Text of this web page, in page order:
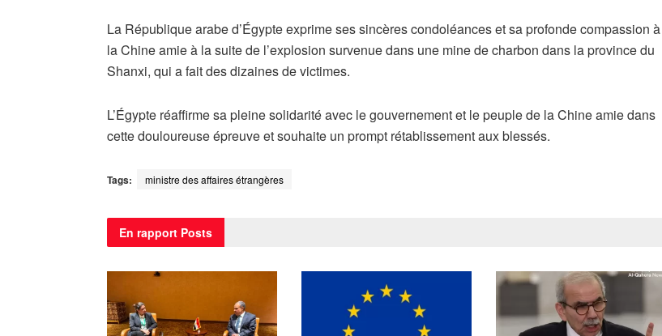
La République arabe d’Égypte exprime ses sincères condoléances et sa profonde compassion à
la Chine amie à la suite de l’explosion survenue dans une mine de charbon dans la province du
Shanxi, qui a fait des dizaines de victimes.
L’Égypte réaffirme sa pleine solidarité avec le gouvernement et le peuple de la Chine amie dans
cette douloureuse épreuve et souhaite un prompt rétablissement aux blessés.
Tags: ministre des affaires étrangères
En rapport Posts